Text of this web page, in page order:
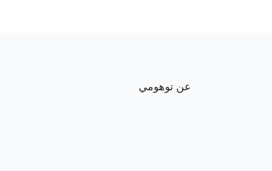
عن توهومي